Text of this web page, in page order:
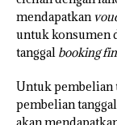
mendapatkan
untuk konsumen
tanggal booking
Untuk pembelian
pembelian